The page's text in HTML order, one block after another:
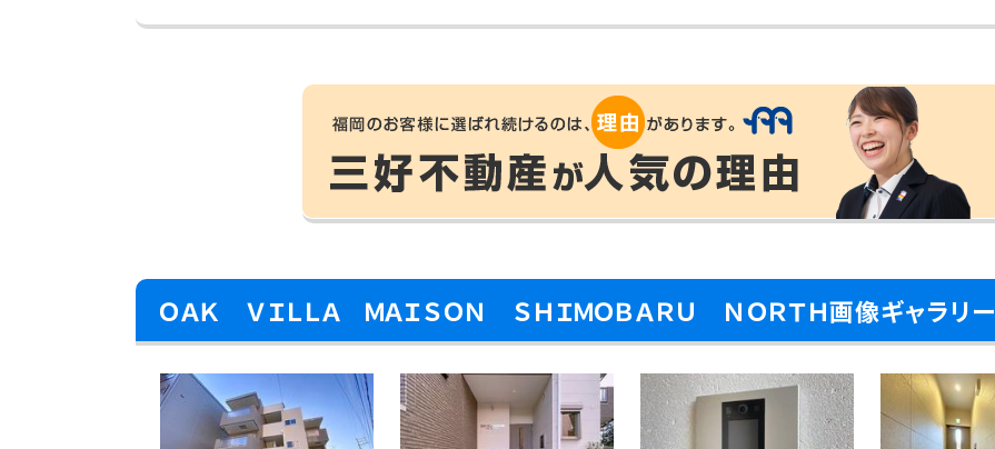
ＯＡＫ ＶＩＬＬＡ ＭＡＩＳＯＮ ＳＨＩＭＯＢＡＲＵ ＮＯＲＴＨ画像ギャラリー